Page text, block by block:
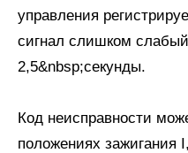
управления
сигнал слишком
2,5&nbsp;секунды.
Код неисправности
положениях зажигания